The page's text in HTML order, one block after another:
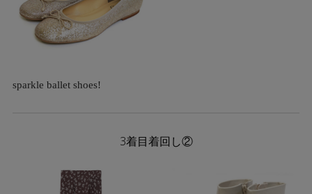
sparkle ballet shoes!
3着目着回し②